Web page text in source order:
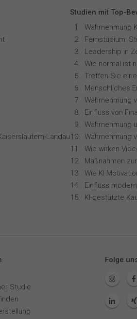
Landau
Studien mit Top-
Leadership in
Treffen Sie
Wahrnehmung
Studie
Folge